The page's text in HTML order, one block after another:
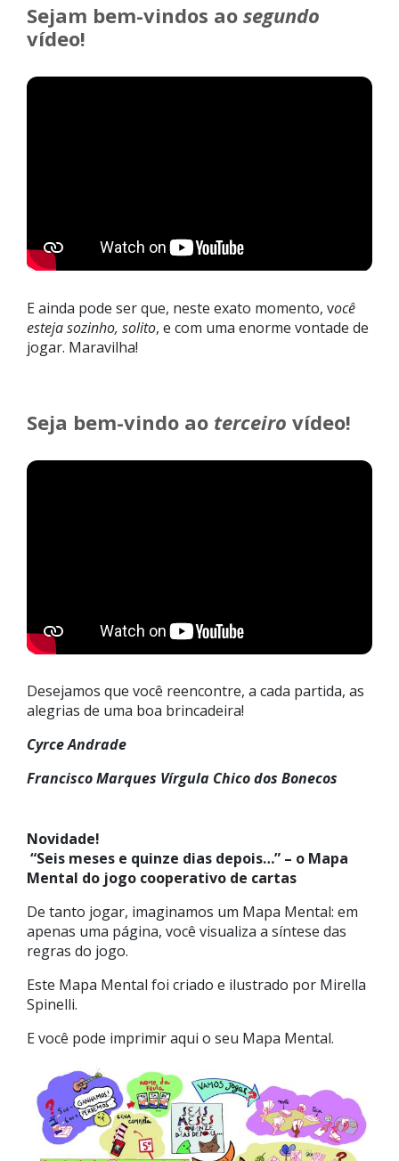
Sejam bem-vindos ao segundo
vídeo!
E ainda pode ser que, neste exato momento, você
esteja sozinho, solito, e com uma enorme vontade de
jogar. Maravilha!
Seja bem-vindo ao terceiro vídeo!
Desejamos que você reencontre, a cada partida, as
alegrias de uma boa brincadeira!
Cyrce Andrade
Francisco Marques Vírgula Chico dos Bonecos
Novidade!
“Seis meses e quinze dias depois…” – o Mapa
Mental do jogo cooperativo de cartas
De tanto jogar, imaginamos um Mapa Mental: em
apenas uma página, você visualiza a síntese das
regras do jogo.
Este Mapa Mental foi criado e ilustrado por Mirella
Spinelli.
E você pode imprimir aqui o seu Mapa Mental.